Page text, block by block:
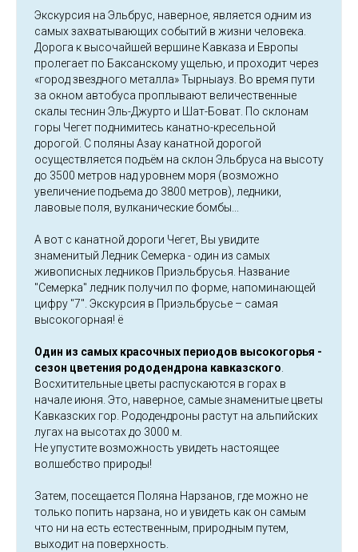
Экскурсия на Эльбрус, наверное, является одним из
самых захватывающих событий в жизни человека.
Дорога к высочайшей вершине Кавказа и Европы
пролегает по Баксанскому ущелью, и проходит через
«город звездного металла» Тырныауз. Во время пути
за окном автобуса проплывают величественные
скалы теснин Эль-Джурто и Шат-Боват. По склонам
горы Чегет поднимитесь канатно-кресельной
дорогой. С поляны Азау канатной дорогой
осуществляется подъём на склон Эльбруса на высоту
до 3500 метров над уровнем моря (возможно
увеличение подъема до 3800 метров), ледники,
лавовые поля, вулканические бомбы...
А вот с канатной дороги Чегет, Вы увидите
знаменитый Ледник Семерка - один из самых
живописных ледников Приэльбрусья. Название
"Семерка" ледник получил по форме, напоминающей
цифру "7". Экскурсия в Приэльбрусье – самая
высокогорная! ё
Один из самых красочных периодов высокогорья -
сезон цветения рододендрона кавказского
Восхитительные цветы распускаются в горах в
начале июня. Это, наверное, самые знаменитые цветы
Кавказских гор. Рододендроны растут на альпийских
лугах на высотах до 3000 м.
Не упустите возможность увидеть настоящее
волшебство природы!
Затем, посещается Поляна Нарзанов, где можно не
только попить нарзана, но и увидеть как он самым
что ни на есть естественным, природным путем,
выходит на поверхность.